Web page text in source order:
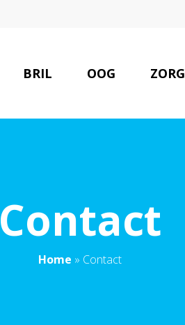
BRIL OOG ZORG
Contact
Home » Contact